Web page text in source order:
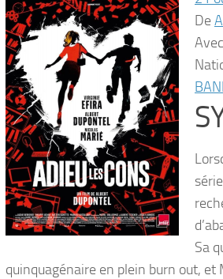
De
Avec
Sa
quinquagénaire en plein burn out,